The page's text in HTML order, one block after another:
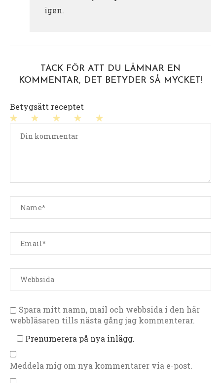
igen.
TACK FÖR ATT DU LÄMNAR EN
KOMMENTAR, DET BETYDER SÅ MYCKET!
Betygsätt receptet
stjärnor
stjärnor
stjärnor
stjärna
Spara mitt namn, mail och webbsida i den här
webbläsaren tills nästa gång jag kommenterar.
Prenumerera på nya inlägg.
Meddela mig om nya kommentarer via e-post.